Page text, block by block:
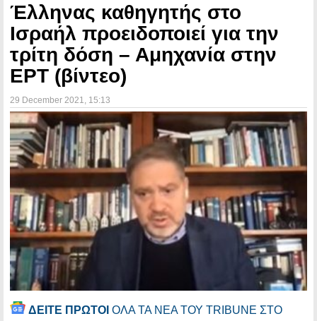
Έλληνας καθηγητής στο
Ισραήλ προειδοποιεί για την
τρίτη δόση – Αμηχανία στην
ΕΡΤ (βίντεο)
29 December 2021 , 15:13
ΔΕΙΤΕ ΠΡΩΤΟΙ ΟΛΑ ΤΑ ΝΕΑ ΤΟΥ TRIBUNE ΣΤΟ